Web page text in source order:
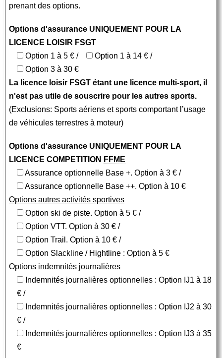
prenant des options.
Options d'assurance UNIQUEMENT POUR LA
LICENCE LOISIR FSGT
Option 1 à 5 € /
Option 1 à 14 € /
Option 3 à 30 €
La licence loisir FSGT étant une licence multi-sport, il
n'est pas utile de souscrire pour les autres sports.
(Exclusions: Sports aériens et sports comportant l’usage
de véhicules terrestres à moteur)
Options d'assurance UNIQUEMENT POUR LA
LICENCE COMPETITION FFME
Assurance optionnelle Base +. Option à 3 € /
Assurance optionnelle Base ++. Option à 10 €
Options autres activités sportives
Option ski de piste. Option à 5 € /
Option VTT. Option à 30 € /
Option Trail. Option à 10 € /
Option Slackline / Hightline : Option à 5 €
Options indemnités journalières
Indemnités journalières optionnelles : Option IJ1 à 18
€ /
Indemnités journalières optionnelles : Option IJ2 à 30
€ /
Indemnités journalières optionnelles : Option IJ3 à 35
€